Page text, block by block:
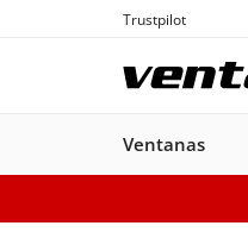
Trustpilot
Ventanas
Puertas
Puertas de